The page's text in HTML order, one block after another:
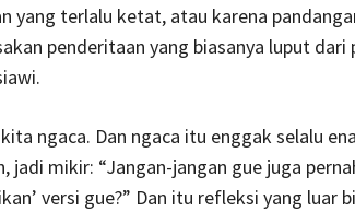
yang terlalu ketat, atau karena
penderitaan yang biasanya luput dari
ngaca. Dan ngaca itu enggak selalu
jadi mikir: “Jangan-jangan gue juga
versi gue?” Dan itu refleksi yang luar